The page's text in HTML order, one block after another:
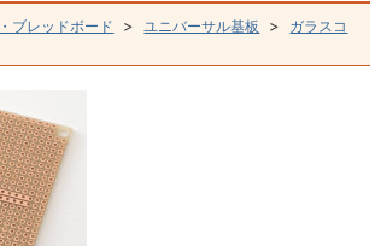
ブレッドボード > ユニバーサル基板 > ガラスコ